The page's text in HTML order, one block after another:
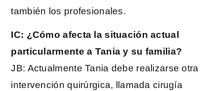
también los profesionales.
IC: ¿Cómo afecta la situación actual
particularmente a Tania y su familia?
JB: Actualmente Tania debe realizarse otra
intervención quirúrgica, llamada cirugía